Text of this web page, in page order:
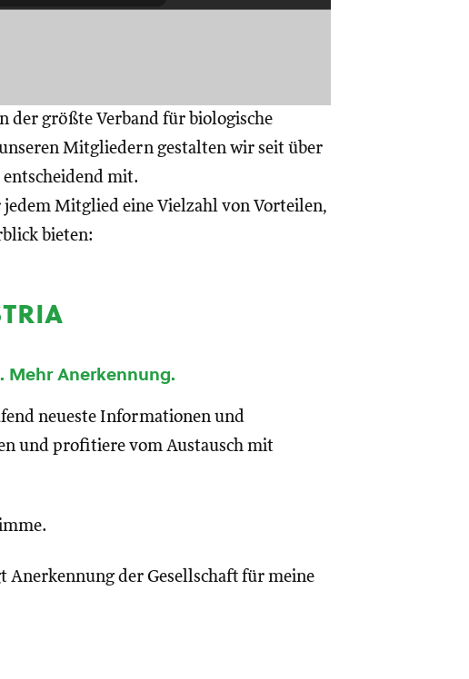
größte Verband für biologische
Mitgliedern gestalten wir seit über
mit.
Mitglied eine Vielzahl von Vorteilen,
bieten:
Mehr Anerkennung.
neueste Informationen und
und profitiere vom Austausch mit
der Gesellschaft für meine